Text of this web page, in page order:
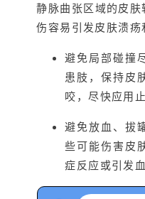
静脉曲张区域的皮
伤容易引发皮肤溃疡
避免局部碰撞
患肢，保持皮
咬，尽快应用
避免放血、拔
些可能伤害皮
症反应或引发血